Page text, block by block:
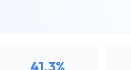
41.3%